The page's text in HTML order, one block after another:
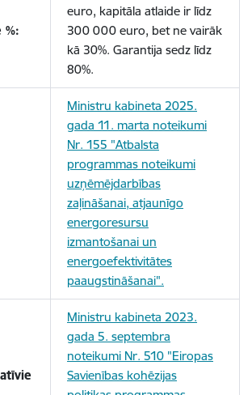
%:
euro, kapitāla atlaide ir līdz
300 000 euro, bet ne vairāk
kā 30%. Garantija sedz līdz
80%.
Ministru kabineta 2025.
gada 11. marta noteikumi
Nr. 155 "Atbalsta
programmas noteikumi
uzņēmējdarbības
zaļināšanai, atjaunīgo
energoresursu
izmantošanai un
energoefektivitātes
paaugstināšanai".
Ministru kabineta 2023.
gada 5. septembra
noteikumi Nr. 510 "Eiropas
Savienības kohēzijas